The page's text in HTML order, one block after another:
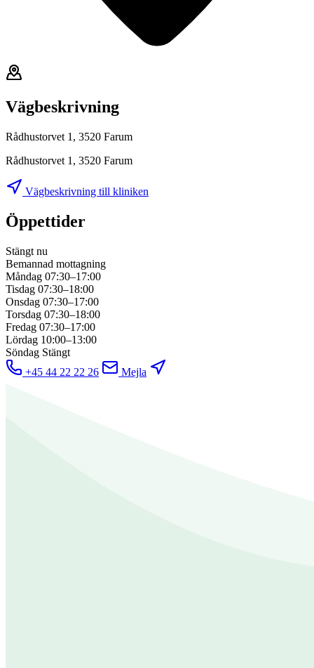
Vägbeskrivning
Rådhustorvet 1, 3520 Farum
Rådhustorvet 1, 3520 Farum
Vägbeskrivning till kliniken
Öppettider
Stängt nu
Bemannad mottagning
Måndag 07:30–17:00
Tisdag 07:30–18:00
Onsdag 07:30–17:00
Torsdag 07:30–18:00
Fredag 07:30–17:00
Lördag 10:00–13:00
Söndag Stängt
+45 44 22 22 26
Mejla